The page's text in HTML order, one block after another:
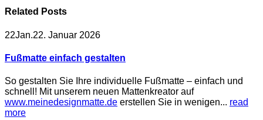
Related Posts
22Jan.22. Januar 2026
Fußmatte einfach gestalten
So gestalten Sie Ihre individuelle Fußmatte – einfach und
schnell! Mit unserem neuen Mattenkreator auf
www.meinedesignmatte.de erstellen Sie in wenigen... read
more